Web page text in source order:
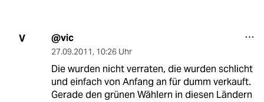
V @vic
27.09.2011, 10:26 Uhr
Die wurden nicht verraten, die wurden schlicht
und einfach von Anfang an für dumm verkauft.
Gerade den grünen Wählern in diesen Ländern